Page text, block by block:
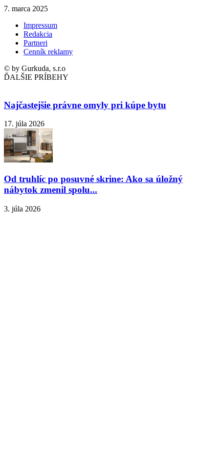
7. marca 2025
Impressum
Redakcia
Partneri
Cenník reklamy
© by Gurkuda, s.r.o
ĎALŠIE PRÍBEHY
Najčastejšie právne omyly pri kúpe bytu
17. júla 2026
Od truhlíc po posuvné skrine: Ako sa úložný
nábytok zmenil spolu...
3. júla 2026